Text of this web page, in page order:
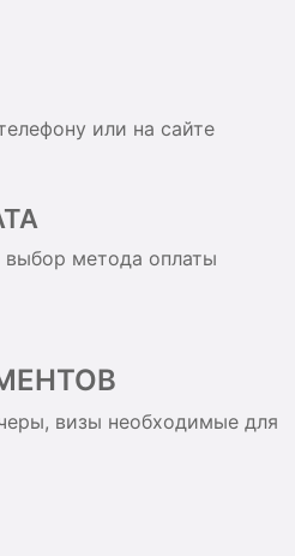
или на сайте
метода оплаты
визы необходимые для